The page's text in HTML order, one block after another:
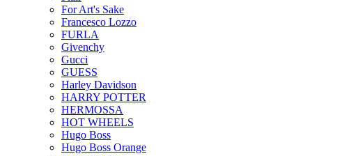
For Art's Sake
Francesco Lozzo
FURLA
Givenchy
Gucci
GUESS
Harley Davidson
HARRY POTTER
HERMOSSA
HOT WHEELS
Hugo Boss
Hugo Boss Orange